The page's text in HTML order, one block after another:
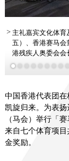
主礼嘉宾文化体
五）、香港赛马会
港残疾人奥委会会
中国香港代表团
凯旋归来。为表
（马会）举行「
来自七个体育项
金奖励。